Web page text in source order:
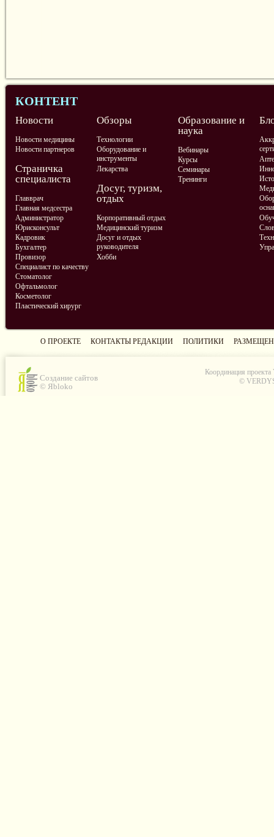
КОНТЕНТ
Новости
Новости медицины
Новости партнеров
Обзоры
Технологии
Оборудование и
инструменты
Лекарства
Образование и
наука
Вебинары
Курсы
Семинары
Тренинги
Страничка
специалиста
Главврач
Главная медсестра
Администратор
Юрисконсульт
Кадровик
Бухгалтер
Провизор
Специалист по качеству
Стоматолог
Офтальмолог
Косметолог
Пластический хирург
Досуг, туризм,
отдых
Корпоративный отдых
Медицинский туризм
Досуг и отдых
руководителя
Хобби
О ПРОЕКТЕ КОНТАКТЫ РЕДАКЦИИ ПОЛИТИКИ
Создание сайтов
© Яbloko
Координация проекта
©